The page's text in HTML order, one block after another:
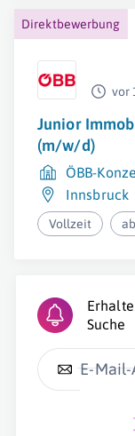
Direktbewerbung
vor
Junior
(m/w/d)
ÖBB-
Innsbruck
Vollzeit
Suche
E-Mail-